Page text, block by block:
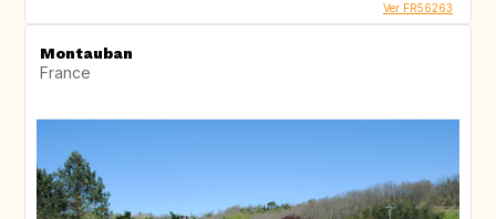
Ver FR56263
Montauban
France